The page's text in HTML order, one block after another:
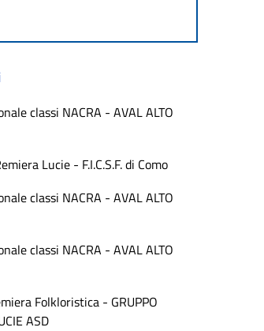
classi NACRA - AVAL ALTO
Lucie - F.I.C.S.F. di Como
classi NACRA - AVAL ALTO
classi NACRA - AVAL ALTO
Folkloristica - GRUPPO
ASD